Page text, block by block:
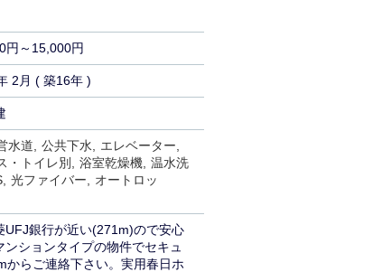
円～15,000円
2月 ( 築16年 )
水道 公共下水
エレベーター
・トイレ別 浴室乾燥機
温水洗
光ファイバー
オートロッ
UFJ銀行が近い(271m)ので安心
ションタイプの物件でセキュ
からご連絡下さい。実用春日ホ